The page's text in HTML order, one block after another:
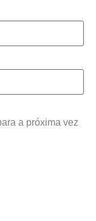
a próxima vez